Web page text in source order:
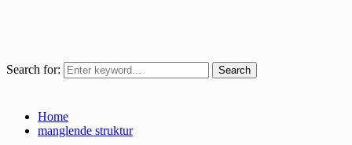
Search for: Search
Home
manglende struktur